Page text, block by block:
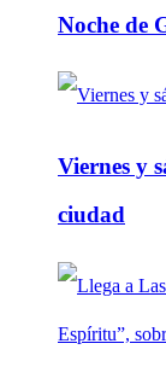
Noche de
Viernes y
ciudad